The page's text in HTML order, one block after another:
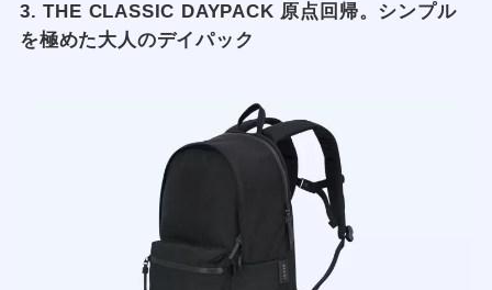
3. THE CLASSIC DAYPACK 原点回帰。シンプル
を極めた大人のデイパック